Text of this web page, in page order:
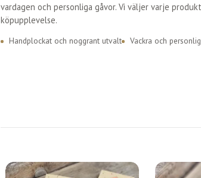
vardagen och personliga gåvor. Vi väljer varje
köpupplevelse.
Handplockat och noggrant utvalt Vackra och